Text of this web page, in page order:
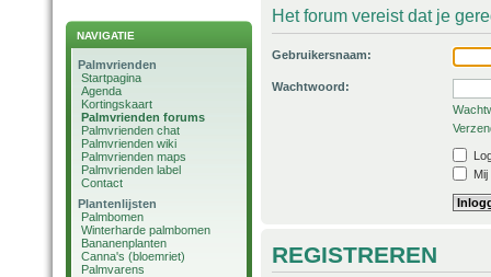
NAVIGATIE
Palmvrienden
Startpagina
Agenda
Kortingskaart
Palmvrienden forums
Palmvrienden chat
Palmvrienden wiki
Palmvrienden maps
Palmvrienden label
Contact
Plantenlijsten
Palmbomen
Winterharde palmbomen
Bananenplanten
Canna's (bloemriet)
Palmvarens
Het forum vereist dat je
Gebruikersnaam:
Wachtwoord:
REGISTREREN